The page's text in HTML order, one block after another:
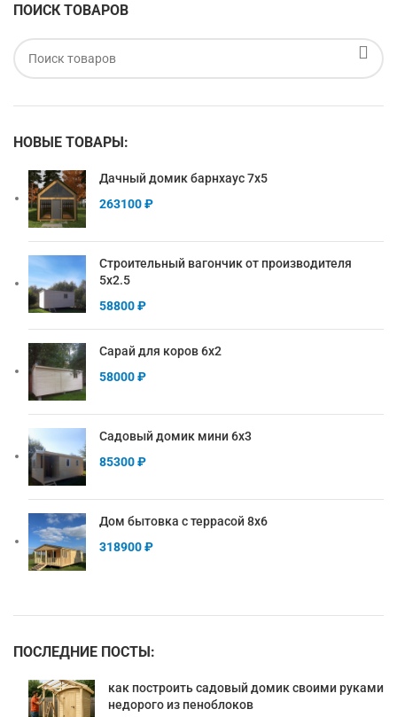
ПОИСК ТОВАРОВ
НОВЫЕ ТОВАРЫ:
Дачный домик барнхаус 7х5
263100₽
Строительный вагончик от производителя
5х2.5
58800₽
Сарай для коров 6х2
58000₽
Садовый домик мини 6х3
85300₽
Дом бытовка с террасой 8х6
318900₽
ПОСЛЕДНИЕ ПОСТЫ:
как построить садовый домик своими руками
недорого из пеноблоков